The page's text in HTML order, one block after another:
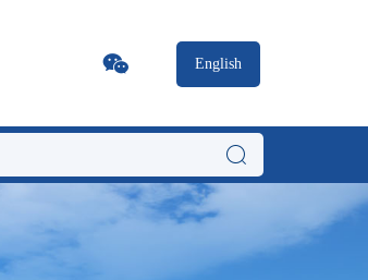
English